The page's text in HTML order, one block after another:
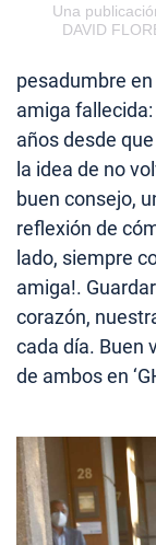
Una
DAVID
pesadumbre
amiga
años desde
la idea de no
buen consejo,
reflexión de
lado, siempre
amiga!.
corazón,
cada día. Buen
de ambos en